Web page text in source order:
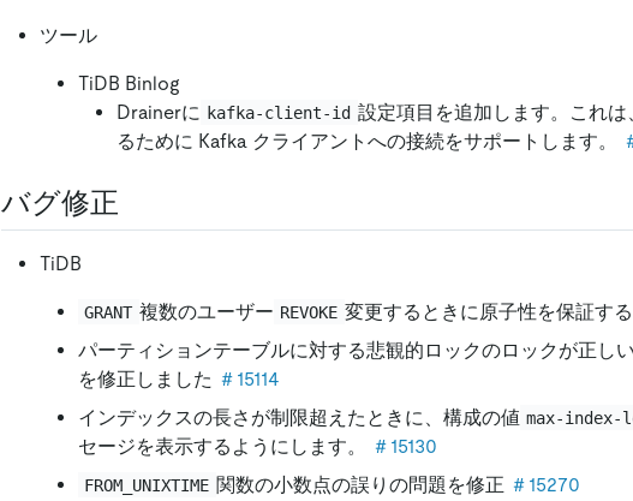
ツール
TiDB Binlog
Drainerに kafka-client-id 設定項目を追加します。これ
るために Kafka クライアントへの接続をサポートします。
バグ修正
TiDB
GRANT 複数のユーザー REVOKE 変更するときに原子性を保証する
パーティションテーブルに対する悲観的ロックのロックが正し
を修正しました ＃15114
インデックスの長さが制限超えたときに、構成の値 max-index-
セージを表示するようにします。
＃15130
FROM_UNIXTIME 関数の小数点の誤りの問題を修正 ＃15270